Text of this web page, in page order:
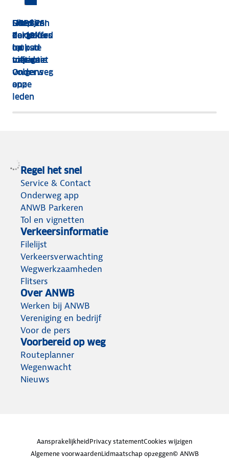
HEBBES!
Zorgeloos
op pad
met de
Onderweg
app
Shop van
dakkoffer
tot
tolvignet
Dit zijn
de 13
leukste
uitjes
volgens
onze
leden
Goed
verzekerd
op
vakantie
Regel het snel
Service & Contact
Onderweg app
ANWB Parkeren
Tol en vignetten
Verkeersinformatie
Filelijst
Verkeersverwachting
Wegwerkzaamheden
Flitsers
Over ANWB
Werken bij ANWB
Vereniging en bedrijf
Voor de pers
Voorbereid op weg
Routeplanner
Wegenwacht
Nieuws
AansprakelijkheidPrivacy statementCookies wijzigen
Algemene voorwaardenLidmaatschap opzeggen© ANWB